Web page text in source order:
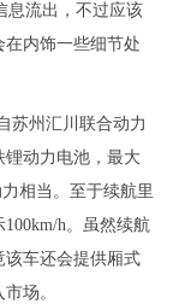
息流出，不过应该
内饰一些细节处
苏州汇川联合动力
锂动力电池，最大
相当。至于续航里
h。虽然续航
该车还会提供厢式
场。